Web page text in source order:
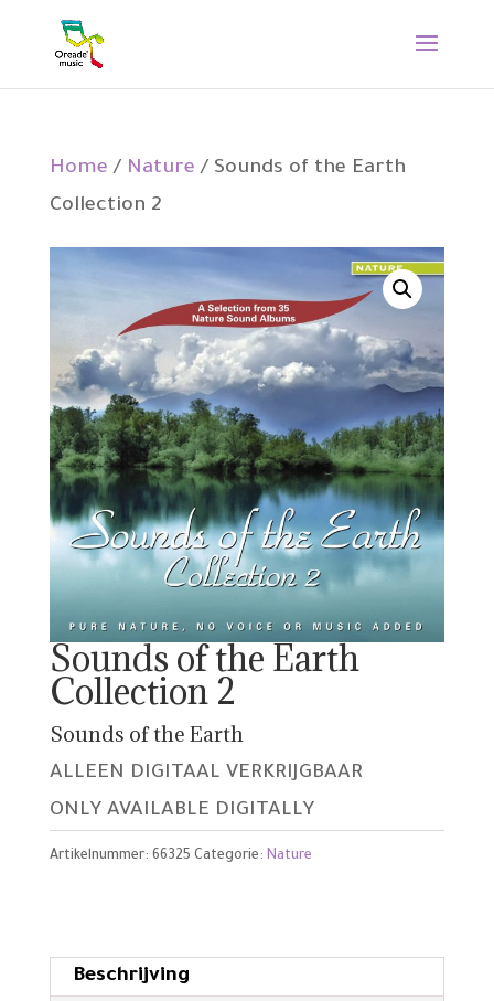
Home / Nature / Sounds of the Earth
Collection 2
Sounds of the Earth
Collection 2
Sounds of the Earth
ALLEEN DIGITAAL VERKRIJGBAAR
ONLY AVAILABLE DIGITALLY
Artikelnummer: 66325 Categorie: Nature
Beschrijving